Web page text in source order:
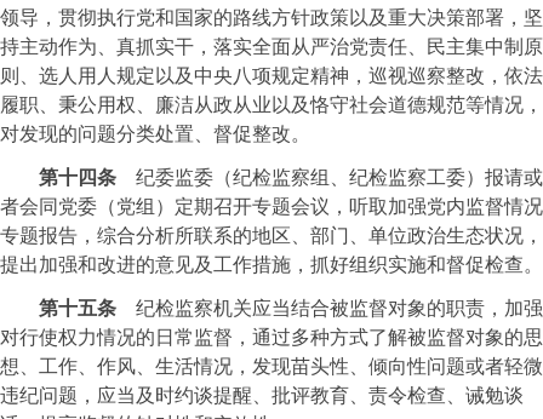
领导，贯彻执行党和国家的路线方针政策以及重大决策部署，坚
持主动作为、真抓实干，落实全面从严治党责任、民主集中制原
则、选人用人规定以及中央八项规定精神，巡视巡察整改，依法
履职、秉公用权、廉洁从政从业以及恪守社会道德规范等情况，
对发现的问题分类处置、督促整改。
第十四条 纪委监委（纪检监察组、纪检监察工委）报请或
者会同党委（党组）定期召开专题会议，听取加强党内监督情况
专题报告，综合分析所联系的地区、部门、单位政治生态状况，
提出加强和改进的意见及工作措施，抓好组织实施和督促检查。
第十五条 纪检监察机关应当结合被监督对象的职责，加强
对行使权力情况的日常监督，通过多种方式了解被监督对象的思
想、工作、作风、生活情况，发现苗头性、倾向性问题或者轻微
违纪问题，应当及时约谈提醒、批评教育、责令检查、诫勉谈